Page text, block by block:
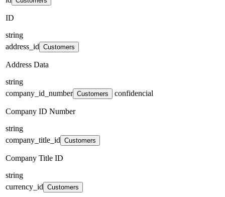
ID
string
address_id Customers
Address Data
string
company_id_number Customers confidencial
Company ID Number
string
company_title_id Customers
Company Title ID
string
currency_id Customers